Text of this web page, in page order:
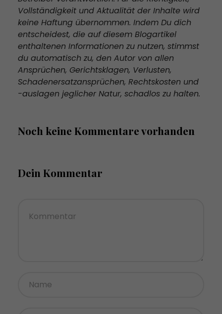
Vollständigkeit und Aktualität der Inhalte wird
keine Haftung übernommen. Indem Du dich
entscheidest, die auf diesem Blogartikel
enthaltenen Informationen zu nutzen, stimmst
du automatisch zu, den Autor von allen
Ansprüchen, Gerichtsklagen, Verlusten,
Schadenersatzansprüchen, Rechtskosten und
-auslagen jeglicher Natur, schadlos zu halten.
Noch keine Kommentare vorhanden
Dein Kommentar